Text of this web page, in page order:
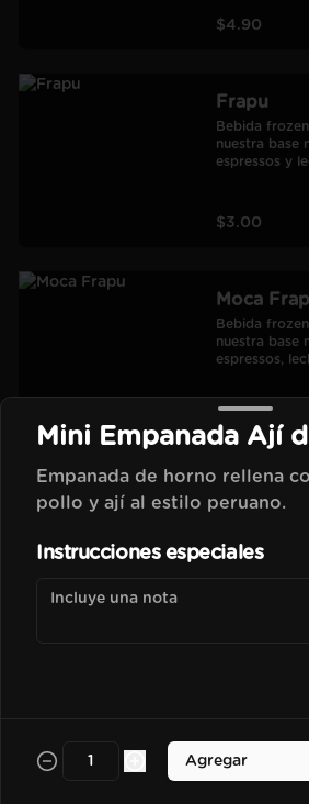
$4.90
Frapu
Bebida
nuestra base
espressos y
$3.00
Moca
Bebida
nuestra base
espressos,
$3.50
Vainilla
espressos,
espressos,
avellana
Mini Empanada Ají
Empanada de horno rellena
pollo y ají al estilo peruano.
Instrucciones especiales
Agregar